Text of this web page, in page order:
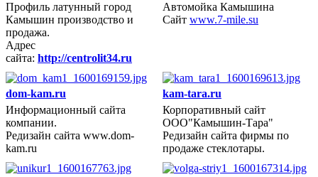
Профиль латунный город
Камышин производство и
продажа.
Адрес
сайта: http://centrolit34.ru
2014 год
Автомойка Камышина
Сайт www.7-mile.su
dom-kam.ru
Информационный сайта
компании.
Редизайн сайта www.dom-
kam.ru
kam-tara.ru
Корпоративный сайт
ООО"Камышин-Тара"
Редизайн сайта фирмы по
продаже стеклотары.